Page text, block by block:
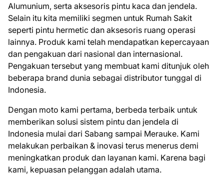
Alumunium, serta aksesoris pintu kaca dan jendela.
Selain itu kita memiliki segmen untuk Rumah Sakit
seperti pintu hermetic dan aksesoris ruang operasi
lainnya. Produk kami telah mendapatkan kepercayaan
dan pengakuan dari nasional dan internasional.
Pengakuan tersebut yang membuat kami ditunjuk oleh
beberapa brand dunia sebagai distributor tunggal di
Indonesia.
Dengan moto kami pertama, berbeda terbaik untuk
memberikan solusi sistem pintu dan jendela di
Indonesia mulai dari Sabang sampai Merauke. Kami
melakukan perbaikan & inovasi terus menerus demi
meningkatkan produk dan layanan kami. Karena bagi
kami, kepuasan pelanggan adalah utama.